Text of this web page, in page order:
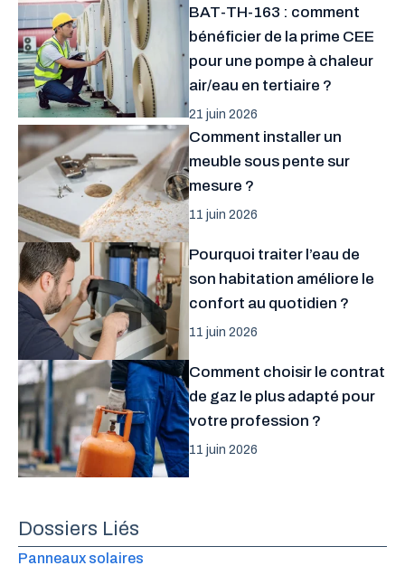
BAT-TH-163 : comment
bénéficier de la prime CEE
pour une pompe à chaleur
air/eau en tertiaire ?
21 juin 2026
Comment installer un
meuble sous pente sur
mesure ?
11 juin 2026
Pourquoi traiter l’eau de
son habitation améliore le
confort au quotidien ?
11 juin 2026
Comment choisir le contrat
de gaz le plus adapté pour
votre profession ?
11 juin 2026
Dossiers Liés
Panneaux solaires